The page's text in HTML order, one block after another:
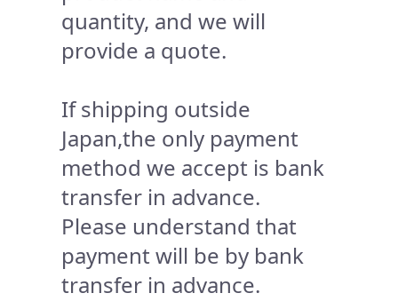
quantity, and we will
provide a quote.
If shipping outside
Japan,the only payment
method we accept is bank
transfer in advance.
Please understand that
payment will be by bank
transfer in advance.